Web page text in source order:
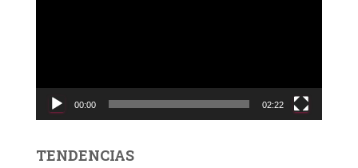
c
d
00:00 02:22
TENDENCIAS